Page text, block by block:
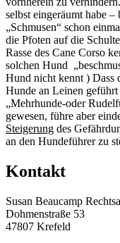
selbst eingeräumt habe
„Schmusen“ schon
die Pfoten auf die
Rasse des Cane Corso
solchen Hund
Hund nicht kennt ) Dass
Hunde an Leinen geführt
„Mehrhunde-oder
gewesen, führe aber
Steigerung des
an den Hundeführer zu
Kontakt
Susan Beaucamp
Dohmenstraße 53
47807 Krefeld